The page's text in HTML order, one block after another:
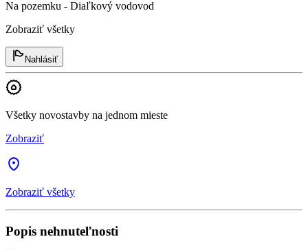
Na pozemku - Diaľkový vodovod
Zobraziť všetky
Nahlásiť
Všetky novostavby na jednom mieste
Zobraziť
Zobraziť všetky
Popis nehnuteľnosti